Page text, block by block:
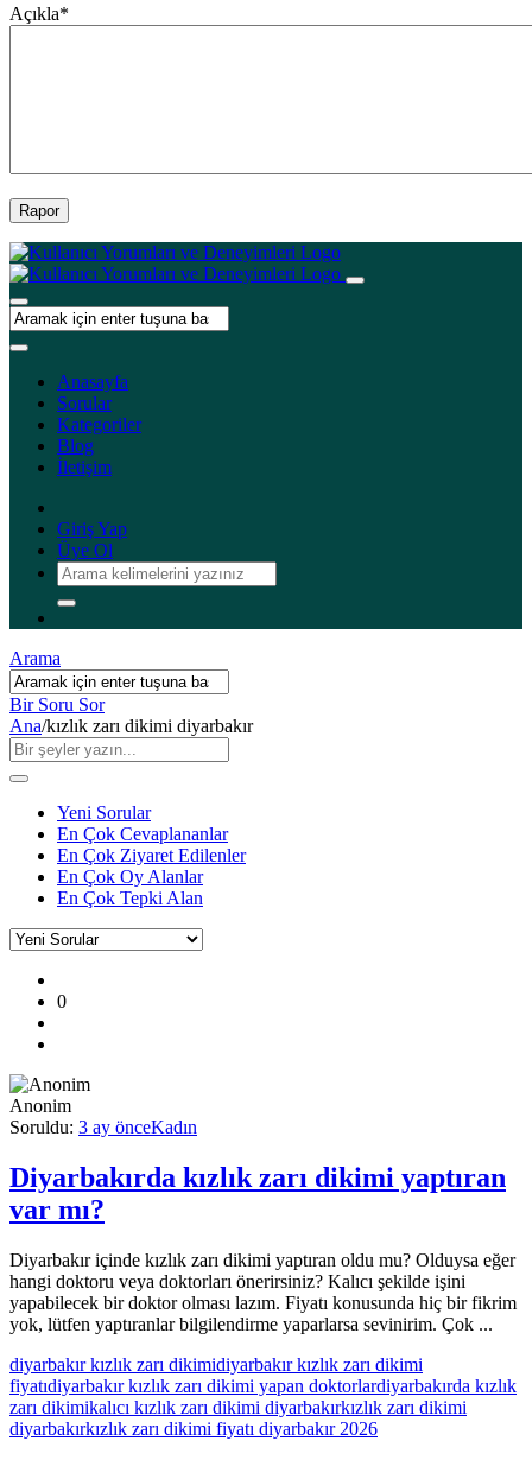
Açıkla*
Rapor
Anasayfa
Sorular
Kategoriler
Blog
İletişim
Giriş Yap
Üye Ol
Arama
Bir Soru Sor
Ana/kızlık zarı dikimi diyarbakır
Yeni Sorular
En Çok Cevaplananlar
En Çok Ziyaret Edilenler
En Çok Oy Alanlar
En Çok Tepki Alan
Kullanıcı
Yorumları
Deneyimleri
En
sonuncu
Sorular
0
Anonim
Soruldu: 3 ay önceKadın
Diyarbakırda kızlık zarı dikimi yaptıran
var mı?
Diyarbakır içinde kızlık zarı dikimi yaptıran oldu mu? Olduysa eğer
hangi doktoru veya doktorları önerirsiniz? Kalıcı şekilde işini
yapabilecek bir doktor olması lazım. Fiyatı konusunda hiç bir fikrim
yok, lütfen yaptıranlar bilgilendirme yaparlarsa sevinirim. Çok ...
diyarbakır kızlık zarı dikimidiyarbakır kızlık zarı dikimi
fiyatıdiyarbakır kızlık zarı dikimi yapan doktorlardiyarbakırda kızlık
zarı dikimikalıcı kızlık zarı dikimi diyarbakırkızlık zarı dikimi
diyarbakırkızlık zarı dikimi fiyatı diyarbakır 2026